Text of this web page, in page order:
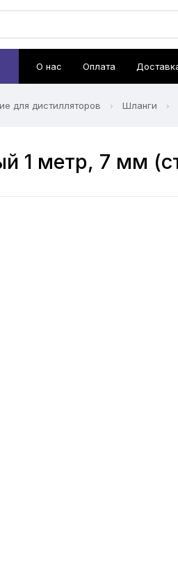
О нас Оплата
для дистилляторов Шланги
1 метр, 7 мм